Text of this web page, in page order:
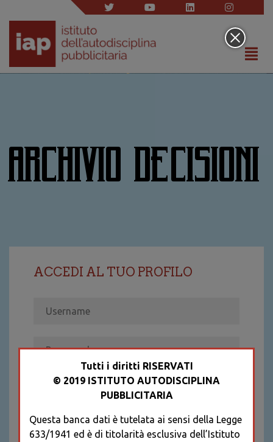
ARCHIVIO DECISIONI
ACCEDI AL TUO PROFILO
Recupera password
REGISTRATI
* I CAMPI CONTRASSEGNATI SONO
Tutti i diritti RISERVATI
© 2019 ISTITUTO AUTODISCIPLINA
PUBBLICITARIA
Questa banca dati è tutelata ai sensi della Legge
633/1941 ed è di titolarità esclusiva dell’Istituto